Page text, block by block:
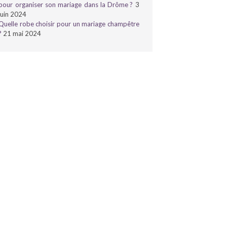
organiser son mariage dans la Drôme ? 3
2024
robe choisir pour un mariage champêtre
21 mai 2024